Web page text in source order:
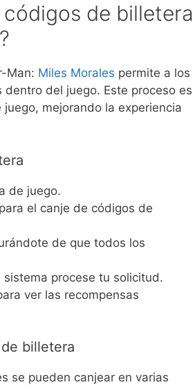
de billetera
Man: Miles Morales permite a los
del juego. Este proceso es
mejorando la experiencia
de juego.
el canje de códigos de
de que todos los
procese tu solicitud.
ver las recompensas
billetera
se pueden canjear en varias